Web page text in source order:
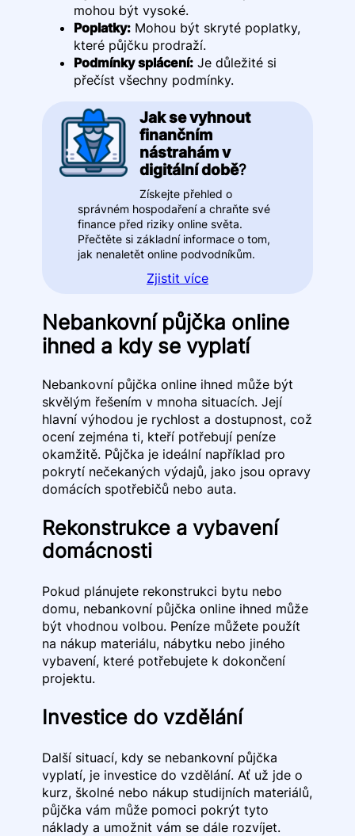
mohou být vysoké.
Poplatky:Mohou být skryté poplatky,
které půjčku prodraží.
Podmínky splácení:Je důležité si
přečíst všechny podmínky.
Jak se vyhnout
finančním
nástrahám v
digitální době?
Získejte přehled o
správném hospodaření a chraňte své
finance před riziky online světa.
Přečtěte si základní informace o tom,
jak nenaletět online podvodníkům.
Zjistit více
Nebankovní půjčka online
ihned a kdy se vyplatí
Nebankovní půjčka online ihned může být
skvělým řešením v mnoha situacích. Její
hlavní výhodou je rychlost a dostupnost, což
ocení zejména ti, kteří potřebují peníze
okamžitě. Půjčka je ideální například pro
pokrytí nečekaných výdajů, jako jsou opravy
domácích spotřebičů nebo auta.
Rekonstrukce a vybavení
domácnosti
Pokud plánujete rekonstrukci bytu nebo
domu, nebankovní půjčka online ihned může
být vhodnou volbou. Peníze můžete použít
na nákup materiálu, nábytku nebo jiného
vybavení, které potřebujete k dokončení
projektu.
Investice do vzdělání
Další situací, kdy se nebankovní půjčka
vyplatí, je investice do vzdělání. Ať už jde o
kurz, školné nebo nákup studijních materiálů,
půjčka vám může pomoci pokrýt tyto
náklady a umožnit vám se dále rozvíjet.